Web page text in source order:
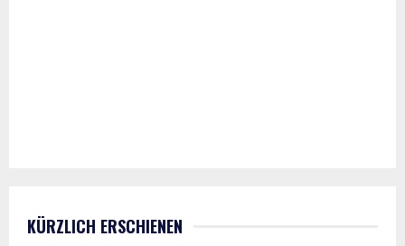
KÜRZLICH ERSCHIENEN